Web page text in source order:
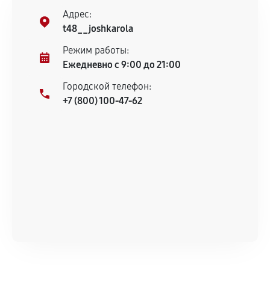
Адрес:
t48__joshkarola
Режим работы:
Ежедневно с 9:00 до 21:00
Городской телефон:
+7 (800) 100-47-62